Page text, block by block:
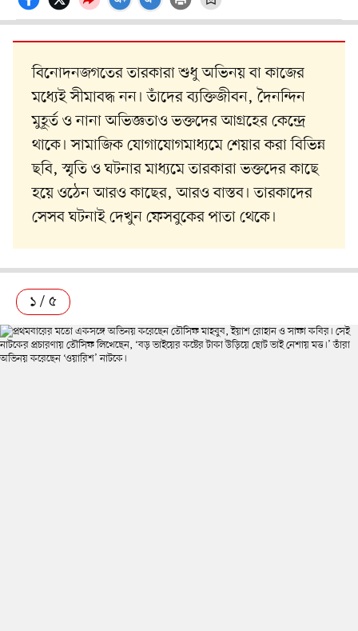
বিনোদনজগতের তারকারা শুধু অভিনয় বা কাজের
মধ্যেই সীমাবদ্ধ নন। তাঁদের ব্যক্তিজীবন, দৈনন্দিন
মুহূর্ত ও নানা অভিজ্ঞতাও ভক্তদের আগ্রহের কেন্দ্রে
থাকে। সামাজিক যোগাযোগমাধ্যমে শেয়ার করা বিভিন্ন
ছবি, স্মৃতি ও ঘটনার মাধ্যমে তারকারা ভক্তদের কাছে
হয়ে ওঠেন আরও কাছের, আরও বাস্তব। তারকাদের
সেসব ঘটনাই দেখুন ফেসবুকের পাতা থেকে।
১ / ৫